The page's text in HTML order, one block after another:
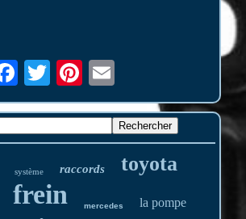
système raccords toyota
frein mercedes la pompe